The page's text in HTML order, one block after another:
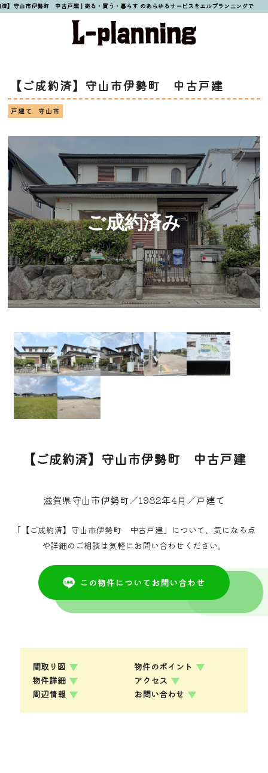
済】守山市伊勢町 中古戸建 | 売る・買う・暮らす のあらゆるサービスをエルプランニングで
【ご成約済】守山市伊勢町 中古戸建
戸建て 守山市
【ご成約済】守山市伊勢町 中古戸建
滋賀県守山市伊勢町／1982年4月／戸建て
「【ご成約済】守山市伊勢町 中古戸建」について、気になる点
や詳細のご相談は気軽にお問い合わせください。
この物件についてお問い合わせ
間取り図
物件のポイント
物件詳細
アクセス
周辺情報
お問い合わせ